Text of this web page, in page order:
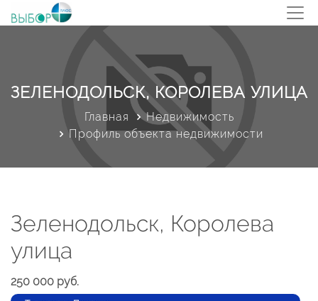
ЗЕЛЕНОДОЛЬСК, КОРОЛЕВА УЛИЦА
Главная
Недвижимость
Профиль объекта недвижимости
Зеленодольск, Королева
улица
250 000 руб.